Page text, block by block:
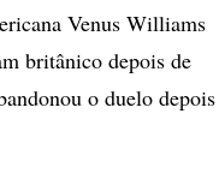
Venus Williams
britânico depois de
o duelo depois